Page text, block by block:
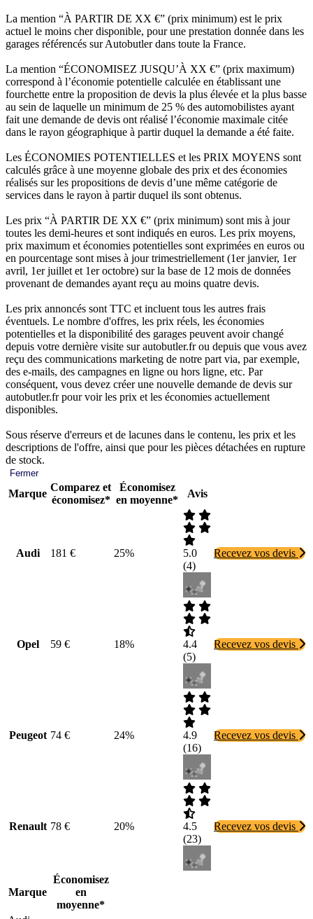
La mention “À PARTIR DE XX €” (prix minimum) est le prix
actuel le moins cher disponible, pour une prestation donnée dans les
garages référencés sur Autobutler dans toute la France.
La mention “ÉCONOMISEZ JUSQU’À XX €” (prix maximum)
correspond à l’économie potentielle calculée en établissant une
fourchette entre la proposition de devis la plus élevée et la plus basse
au sein de laquelle un minimum de 25 % des automobilistes ayant
fait une demande de devis ont réalisé l’économie maximale citée
dans le rayon géographique à partir duquel la demande a été faite.
Les ÉCONOMIES POTENTIELLES et les PRIX MOYENS sont
calculés grâce à une moyenne globale des prix et des économies
réalisés sur les propositions de devis d’une même catégorie de
services dans le rayon à partir duquel ils sont obtenus.
Les prix “À PARTIR DE XX €” (prix minimum) sont mis à jour
toutes les demi-heures et sont indiqués en euros. Les prix moyens,
prix maximum et économies potentielles sont exprimées en euros ou
en pourcentage sont mises à jour trimestriellement (1er janvier, 1er
avril, 1er juillet et 1er octobre) sur la base de 12 mois de données
provenant de demandes ayant reçu au moins quatre devis.
Les prix annoncés sont TTC et incluent tous les autres frais
éventuels. Le nombre d'offres, les prix réels, les économies
potentielles et la disponibilité des garages peuvent avoir changé
depuis votre dernière visite sur autobutler.fr ou depuis que vous avez
reçu des communications marketing de notre part via, par exemple,
des e-mails, des campagnes en ligne ou hors ligne, etc. Par
conséquent, vous devez créer une nouvelle demande de devis sur
autobutler.fr pour voir les prix et les économies actuellement
disponibles.
Sous réserve d'erreurs et de lacunes dans le contenu, les prix et les
descriptions de l'offre, ainsi que pour les pièces détachées en rupture
de stock.
Fermer
Marque
Comparez et
économisez*
Économisez
en moyenne*
Avis
Audi 181 € 25%
5.0
(4)
Recevez vos devis
Opel 59 € 18%
4.4
(5)
Recevez vos devis
Peugeot 74 € 24%
4.9
(16)
Recevez vos devis
Renault 78 € 20%
4.5
(23)
Recevez vos devis
Marque
Économisez
en
moyenne*